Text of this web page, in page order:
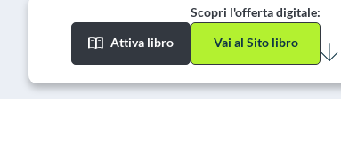
Attiva libro
Scopri l'offerta digitale:
Vai al Sito libro